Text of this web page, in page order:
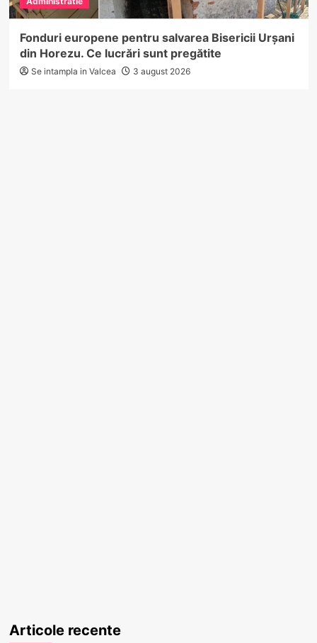
Fonduri europene pentru salvarea Bisericii Urșani
din Horezu. Ce lucrări sunt pregătite
Se intampla in Valcea 3 august 2026
Articole recente